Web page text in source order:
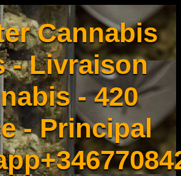
Cannabis
- Livraison
- 420
- Principal